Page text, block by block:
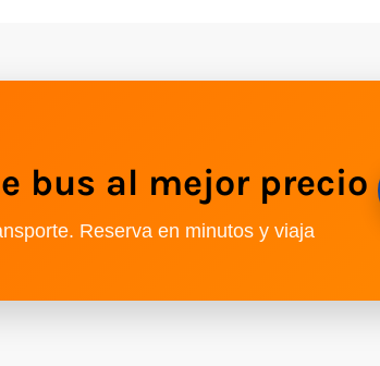
bus al mejor precio
Reserva en minutos y viaja